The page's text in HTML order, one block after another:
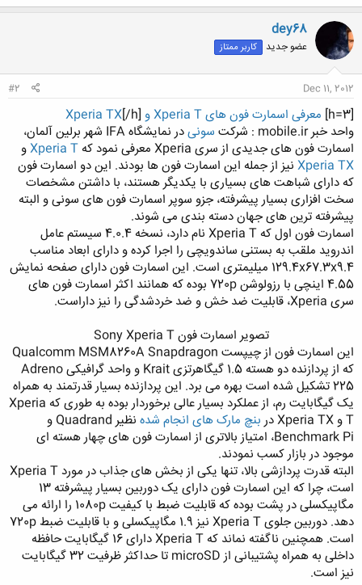
dey68
عضو جدید کاربر ممتاز
Dec 11, 2012
#2
[h=3] معرفی اسمارت فون های Xperia T و Xperia TX
[/h]
واحد خبر mobile.ir : شرکت
سونی
در نمایشگاه IFA شهر برلین آلمان،
اسمارت فون های جدیدی از سری Xperia معرفی نمود که
Xperia Tو
Xperia TX نیز از جمله این اسمارت فون ها بودند. این دو اسمارت فون
که دارای شباهت های بسیاری با یکدیگر هستند، با داشتن مشخصات
سخت افزاری بسیار پیشرفته، جزو سوپر اسمارت فون های سونی و البته
پیشرفته ترین های جهان دسته بندی می شوند.
اسمارت فون اول که Xperia T نام دارد، نسخه 4.0.4 سیستم عامل
اندروید ملقب به بستنی ساندویچی را اجرا کرده و دارای ابعاد مناسب
129.4x67.3x9.4 میلیمتری است. این اسمارت فون دارای صفحه نمایش
4.55 اینچی با رزولوشن 720p بوده که همانند اکثر اسمارت فون های
سری Xperia، قابلیت ضد خش و ضد خردشدگی را نیز داراست.
تصویر اسمارت فون Sony Xperia T​
این اسمارت فون از چیپست Qualcomm MSM8260A Snapdragon
که از پردازنده دو هسته 1.5 گیگاهرتزی Krait و واحد گرافیکی Adreno
225 تشکیل شده است بهره می برد. این پردازنده بسیار قدرتمند به همراه
یک گیگابایت رم، از عملکرد بسیار عالی برخوردار بوده به طوری که Xperia
T و Xperia TX در
بنچ مارک های انجام شده
نظیر Quadrand و
Benchmark Pi، امتیاز بالاتری از اسمارت فون های چهار هسته ای
موجود در بازار کسب نمودند.​
البته قدرت پردازشی بالا، تنها یکی از بخش های جذاب در مورد Xperia T
است، چرا که این اسمارت فون دارای یک دوربین بسیار پیشرفته 13
مگاپیکسلی در پشت بوده که قابلیت ضبط با کیفیت 1080p را ارائه می
دهد. دوربین جلوی Xperia T نیز 1.9 مگاپیکسلی و با قابلیت ضبط 720p
است. همچنین ناگفته نماند که Xperia T دارای 16 گیگابایت حافظه
داخلی به همراه پشتیبانی از microSD تا حداکثر ظرفیت 32 گیگابایت
نیز است.​